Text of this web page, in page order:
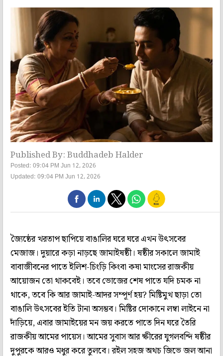
Published By: Buddhadeb Halder
Posted: 09:04 PM Jun 12, 2026
Updated: 09:04 PM Jun 12, 2026
জ্যৈষ্ঠের খরতাপ ছাপিয়ে বাঙালির ঘরে ঘরে এখন উৎসবের
মেজাজ। দুয়ারে কড়া নাড়ছে জামাইষষ্ঠী। ষষ্ঠীর সকালে জামাই
বাবাজীবনের পাতে ইলিশ-চিংড়ি কিংবা কষা মাংসের রাজকীয়
আয়োজন তো থাকবেই। তবে ভোজের শেষ পাতে যদি চমক না
থাকে, তবে কি আর জামাই-আদর সম্পূর্ণ হয়? মিষ্টিমুখ ছাড়া তো
বাঙালি উৎসবের ইতি টানা অসম্ভব। মিষ্টির দোকানে লম্বা লাইনে না
দাঁড়িয়ে, এবার জামাইয়ের মন জয় করতে পাতে দিন ঘরে তৈরি
রাজকীয় আমের পায়েস। আমের সুবাস আর ক্ষীরের যুগলবন্দি ষষ্ঠীর
দুপুরকে আরও মধুর করে তুলবে। রইল সহজ অথচ জিভে জল আনা